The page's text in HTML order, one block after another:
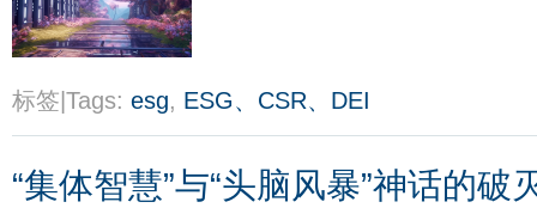
标签|Tags: esg, ESG、CSR、DEI
“集体智慧”与“头脑风暴”神话的破